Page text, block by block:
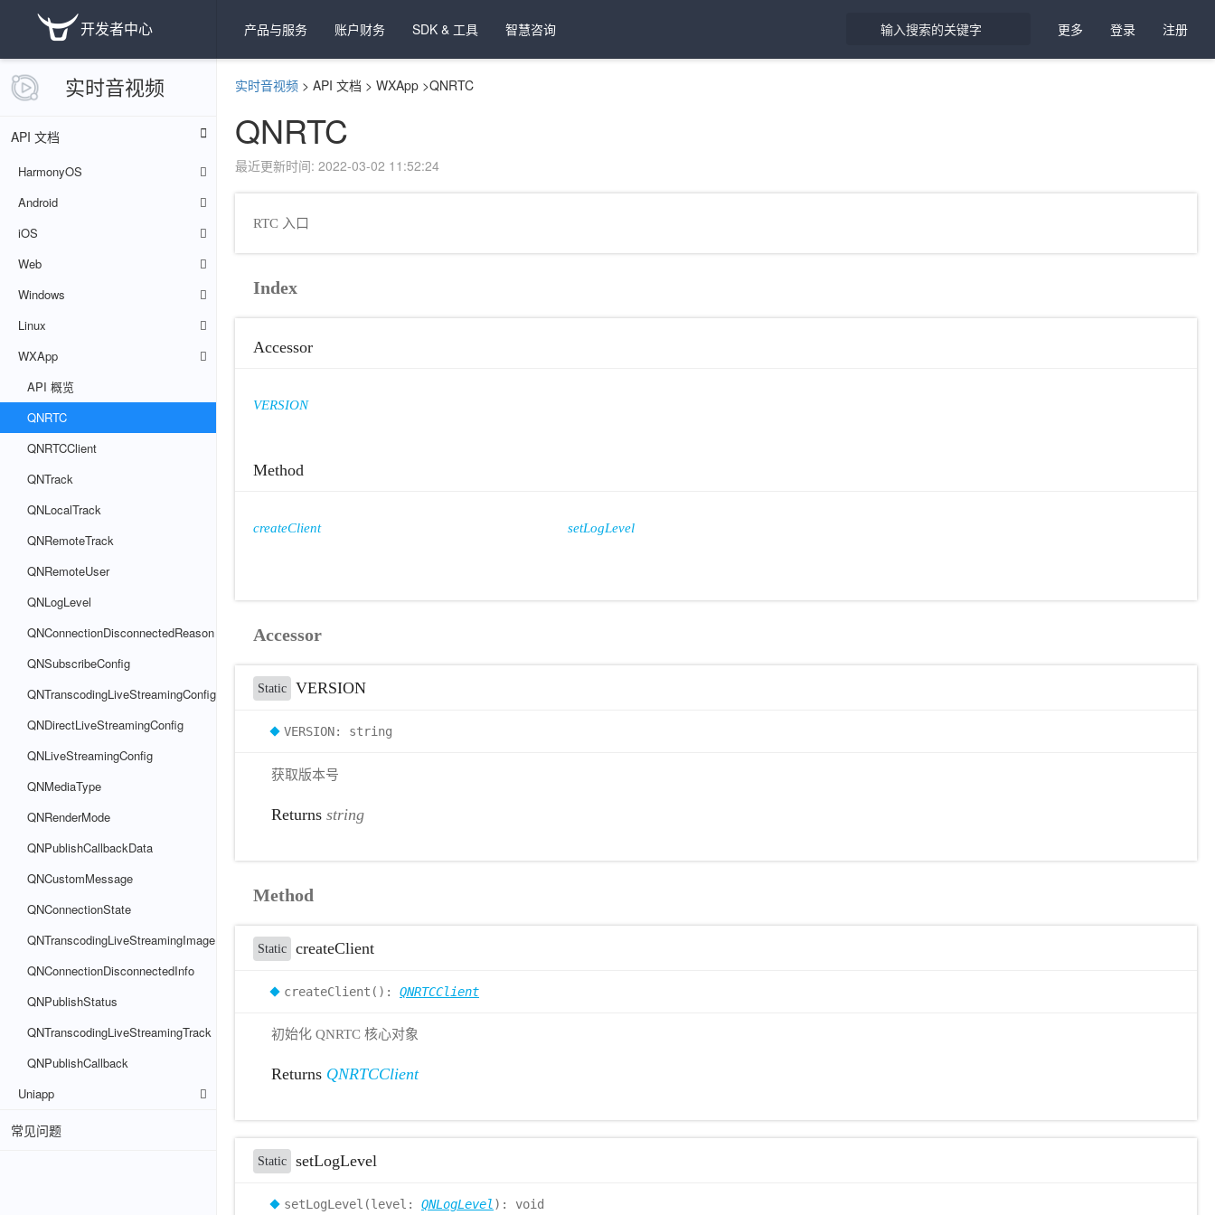
开发者中心 产品与服务 账户财务 SDK & 工具 智慧咨询 更多 登录 注册
实时音视频
API 文档
HarmonyOS
Android
iOS
Web
Windows
Linux
WXApp
API 概览
QNRTC
QNRTCClient
QNTrack
QNLocalTrack
QNRemoteTrack
QNRemoteUser
QNLogLevel
QNConnectionDisconnectedReason
QNSubscribeConfig
QNTranscodingLiveStreamingConfig
QNDirectLiveStreamingConfig
QNLiveStreamingConfig
QNMediaType
QNRenderMode
QNPublishCallbackData
QNCustomMessage
QNConnectionState
QNTranscodingLiveStreamingImage
QNConnectionDisconnectedInfo
QNPublishStatus
QNTranscodingLiveStreamingTrack
QNPublishCallback
Uniapp
常见问题
实时音视频 > API 文档 > WXApp >QNRTC
QNRTC
最近更新时间: 2022-03-02 11:52:24
RTC 入口
Index
Accessor
VERSION
Method
createClient setLogLevel
Accessor
Static VERSION
VERSION: string
获取版本号
Returns string
Method
Static createClient
createClient(): QNRTCClient
初始化 QNRTC 核心对象
Returns QNRTCClient
Static setLogLevel
setLogLevel(level: QNLogLevel ): void